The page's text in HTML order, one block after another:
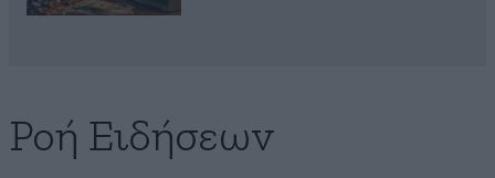
Ροή Ειδήσεων